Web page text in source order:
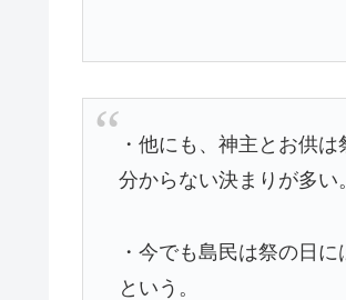
・他にも、神主とお供
分からない決まりが多い
・今でも島民は祭の日
という。